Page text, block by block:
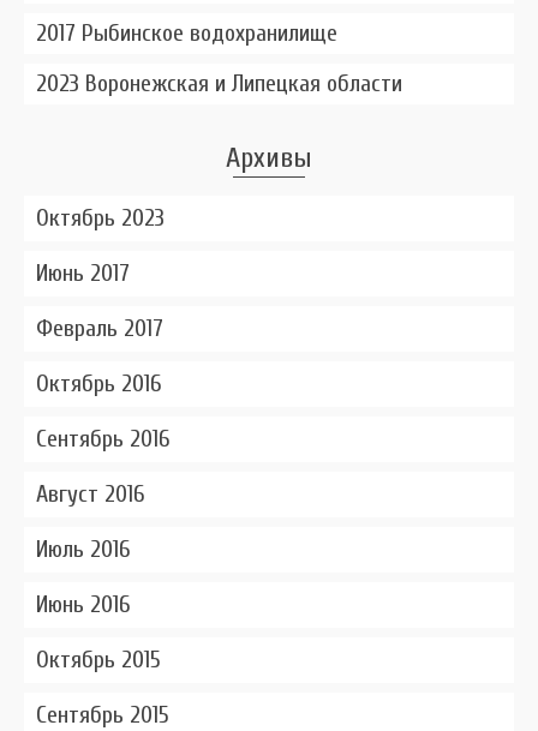
2017 Рыбинское водохранилище
2023 Воронежская и Липецкая области
Архивы
Октябрь 2023
Июнь 2017
Февраль 2017
Октябрь 2016
Сентябрь 2016
Август 2016
Июль 2016
Июнь 2016
Октябрь 2015
Сентябрь 2015